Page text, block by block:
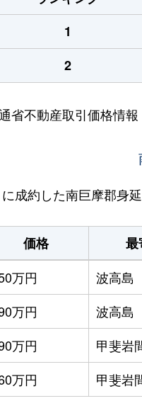
1
2
省不動産取引価格情報
成約した南巨摩郡身
価格 最
万円 波高島
万円 波高島
万円 甲斐岩
万円 甲斐岩